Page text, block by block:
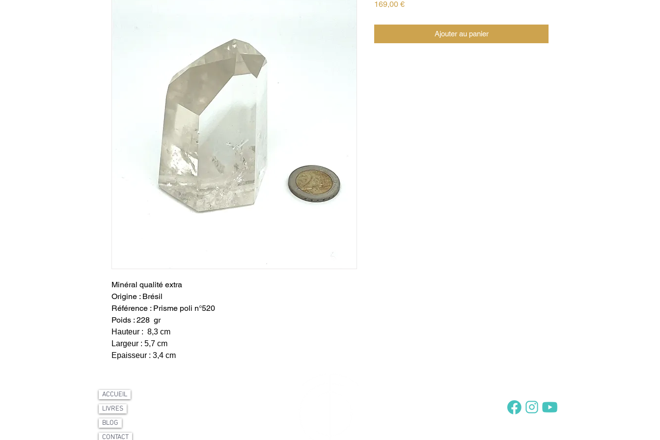
Minéral qualité extra
Origine : Brésil
Référence : Prisme poli n°520
Poids : 228 gr
Hauteur : 8,3 cm
Largeur : 5,7 cm
Epaisseur : 3,4 cm
169,00 €Prix
Ajouter au panier
ACCUEIL
LIVRES
BLOG
CONTACT